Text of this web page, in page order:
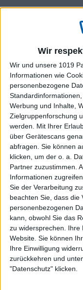
Wir
Wir und unsere 1019
Informationen wie
personenbezogene
Werbung und Inhalte,
Zielgruppenforschung
werden.
Mit Ihrer
über Gerätescans
abfragen. Sie können
klicken, um der o. a.
Partner zuzustimmen.
Informationen
Sie der Verarbeitung
beachten Sie, dass die
personenbezogenen
kann, obwohl Sie das
zu widersprechen. Ihre
Website. Sie können
Ihre Einwilligung
zurückkehren und
"Datenschutz" klicken.